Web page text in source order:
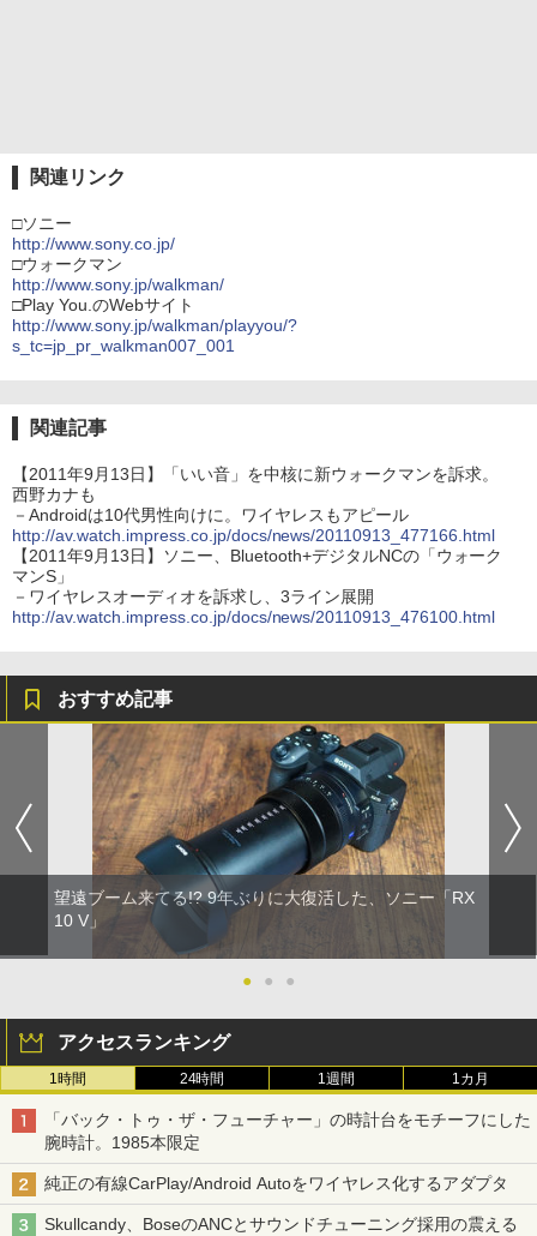
関連リンク
□ソニー
http://www.sony.co.jp/
□ウォークマン
http://www.sony.jp/walkman/
□Play You.のWebサイト
http://www.sony.jp/walkman/playyou/?
s_tc=jp_pr_walkman007_001
関連記事
【2011年9月13日】「いい音」を中核に新ウォークマンを訴求。
西野カナも
－Androidは10代男性向けに。ワイヤレスもアピール
http://av.watch.impress.co.jp/docs/news/20110913_477166.html
【2011年9月13日】ソニー、Bluetooth+デジタルNCの「ウォーク
マンS」
－ワイヤレスオーディオを訴求し、3ライン展開
http://av.watch.impress.co.jp/docs/news/20110913_476100.html
おすすめ記事
望遠ブーム来てる!? 9年ぶりに大復活した、ソニー「RX
10 V」
● ● ●
アクセスランキング
1時間 24時間 1週間 1カ月
「バック・トゥ・ザ・フューチャー」の時計台をモチーフにした
腕時計。1985本限定
純正の有線CarPlay/Android Autoをワイヤレス化するアダプタ
Skullcandy、BoseのANCとサウンドチューニング採用の震える